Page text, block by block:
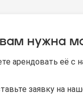
вам нужна
арендовать её с
заявку на